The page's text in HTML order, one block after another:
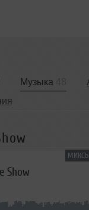
Музыка
Show